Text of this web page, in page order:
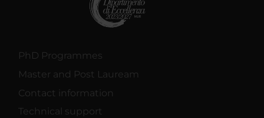
PhD Programmes
Master and Post Lauream
Contact information
Technical support